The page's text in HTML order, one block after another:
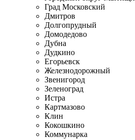
Град Московский
Дмитров
Долгопрудный
Домодедово
Дубна
Дудкино
Егорьевск
Железнодорожный
Звенигород
Зеленоград
Истра
Картмазово
Клин
Кокошкино
Коммунарка